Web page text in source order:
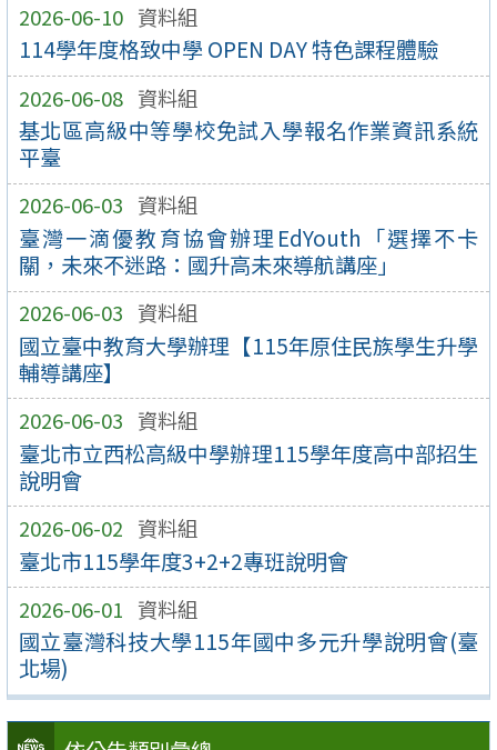
2026-06-10 資料組
114學年度格致中學 OPEN DAY 特色課程體驗
2026-06-08 資料組
基北區高級中等學校免試入學報名作業資訊系統
平臺
2026-06-03 資料組
臺灣一滴優教育協會辦理EdYouth「選擇不卡
關，未來不迷路：國升高未來導航講座」
2026-06-03 資料組
國立臺中教育大學辦理【115年原住民族學生升學
輔導講座】
2026-06-03 資料組
臺北市立西松高級中學辦理115學年度高中部招生
說明會
2026-06-02 資料組
臺北市115學年度3+2+2專班說明會
2026-06-01 資料組
國立臺灣科技大學115年國中多元升學說明會(臺
北場)